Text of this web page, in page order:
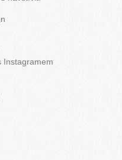
Instagramem